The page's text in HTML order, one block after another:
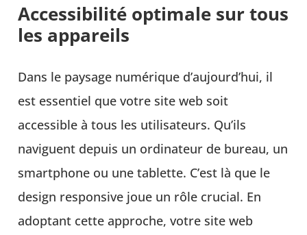
Accessibilité optimale sur tous
les appareils
Dans le paysage numérique d’aujourd’hui, il
est essentiel que votre site web soit
accessible à tous les utilisateurs. Qu’ils
naviguent depuis un ordinateur de bureau, un
smartphone ou une tablette. C’est là que le
design responsive joue un rôle crucial. En
adoptant cette approche, votre site web